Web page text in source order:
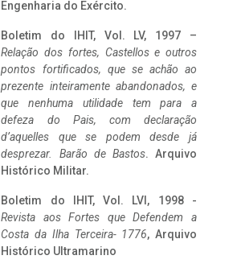
Engenharia do Exército.
Boletim do IHIT, Vol. LV, 1997 –
Relação dos fortes, Castellos e outros
pontos fortificados, que se achão ao
prezente inteiramente abandonados, e
que nenhuma utilidade tem para a
defeza do Pais, com declaração
d’aquelles que se podem desde já
desprezar. Barão de Bastos. Arquivo
Histórico Militar.
Boletim do IHIT, Vol. LVI, 1998 -
Revista aos Fortes que Defendem a
Costa da Ilha Terceira- 1776, Arquivo
Histórico Ultramarino